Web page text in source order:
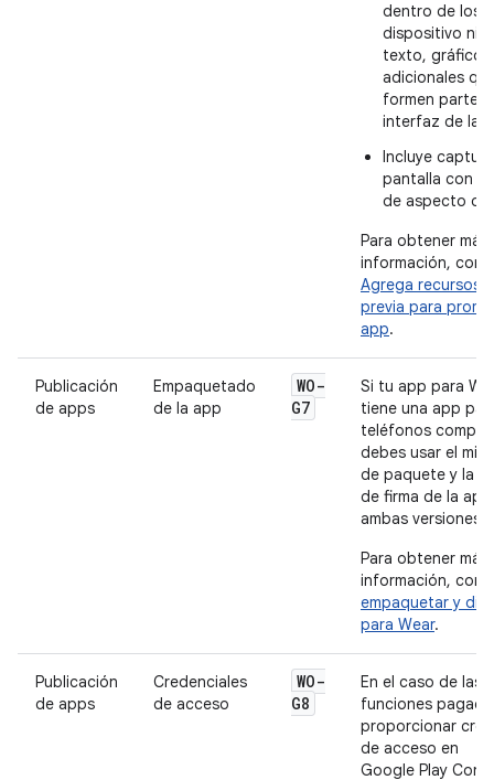
dentro de los
dispositivo ni
texto,
adicionales
formen parte
interfaz de la
Incluye
pantalla con
de aspecto de
Para obtener más
información,
Agrega recursos
previa para
app.
Publicación
de apps
Empaquetado
de la app
WO-
G7
Si tu app para
tiene una app
teléfonos
debes usar el
de paquete y la
de firma de la
ambas versiones.
Para obtener más
información,
empaquetar y
para Wear.
Publicación
de apps
Credenciales
de acceso
WO-
G8
En el caso de las
funciones
proporcionar
de acceso en
Google Play